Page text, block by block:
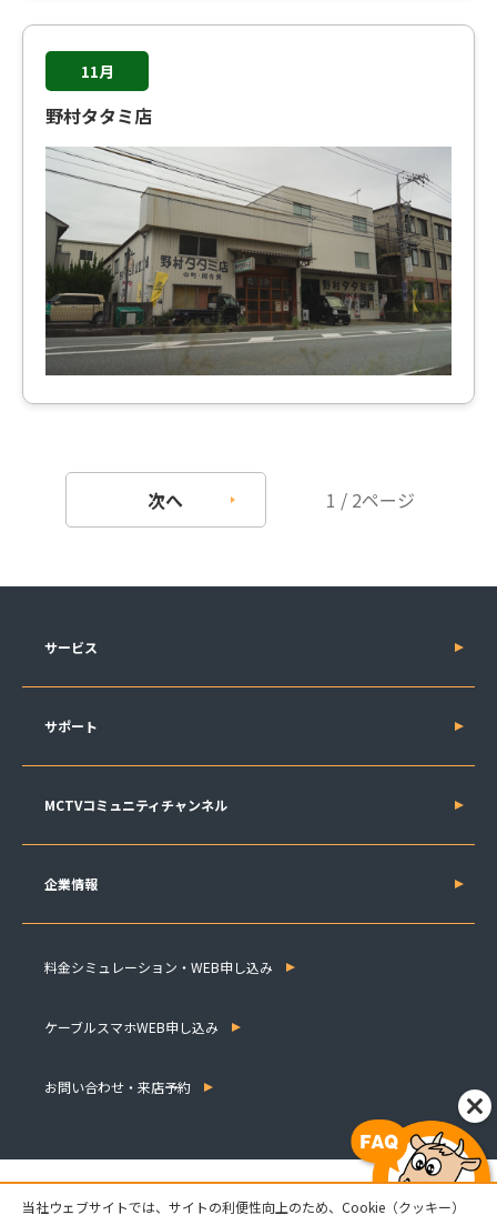
11月
野村タタミ店
1 / 2ページ
次へ
サービス
サポート
MCTVコミュニティチャンネル
企業情報
料金シミュレーション・WEB申し込み
ケーブルスマホWEB申し込み
お問い合わせ・来店予約
当社ウェブサイトでは、サイトの利便性向上のため、Cookie（クッキー）